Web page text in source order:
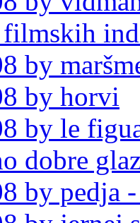
by
by horvi
by le
dobre
by pedja